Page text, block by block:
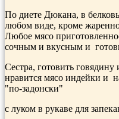
По диете Дюкана, в
любом виде, кроме
Любое мясо
сочным и вкусным и
Сестра, готовить
нравится мясо индейки и
"по-задонски"
с луком в рукаве для